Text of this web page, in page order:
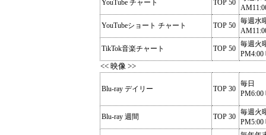
YouTube チャート TOP 50
YouTubeショート チャート TOP 50
毎週水
TikTok音楽チャート TOP 50
毎週火
PM4:00
<< 映像 >>
Blu-ray デイリー TOP 30
毎日
PM6:00
Blu-ray 週間 TOP 30
毎週火
PM5:00